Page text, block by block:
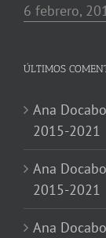
6 febrero,
ÚLTIMOS
Ana Docabo
2015-2021
Ana Docabo
2015-2021
Ana Docabo